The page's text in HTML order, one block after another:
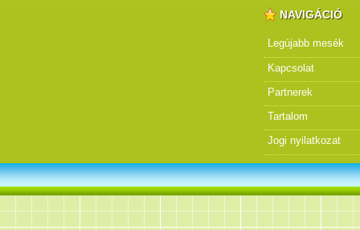
NAVIGÁCIÓ
Legújabb mesék
Kapcsolat
Partnerek
Tartalom
Jogi nyilatkozat